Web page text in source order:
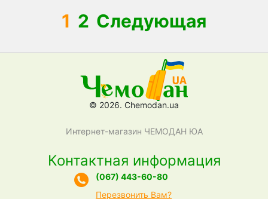
1 2 Следующая
© 2026. Chemodan.ua
Интернет-магазин ЧЕМОДАН ЮА
Контактная информация
(067) 443-60-80
Перезвонить Вам?